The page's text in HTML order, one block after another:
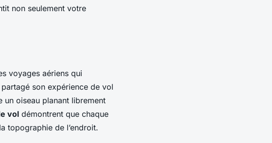
non seulement votre
voyages aériens qui
son expérience de vol
un oiseau planant librement
vol démontrent que chaque
topographie de l’endroit.